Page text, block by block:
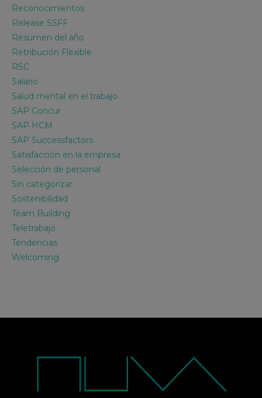
Reconocimientos
Release SSFF
Resumen del año
Retribución Flexible
RSC
Salario
Salud mental en el trabajo
SAP Concur
SAP HCM
SAP Successfactors
Satisfacción en la empresa
Selección de personal
Sin categorizar
Sostenibilidad
Team Building
Teletrabajo
Tendencias
Welcoming